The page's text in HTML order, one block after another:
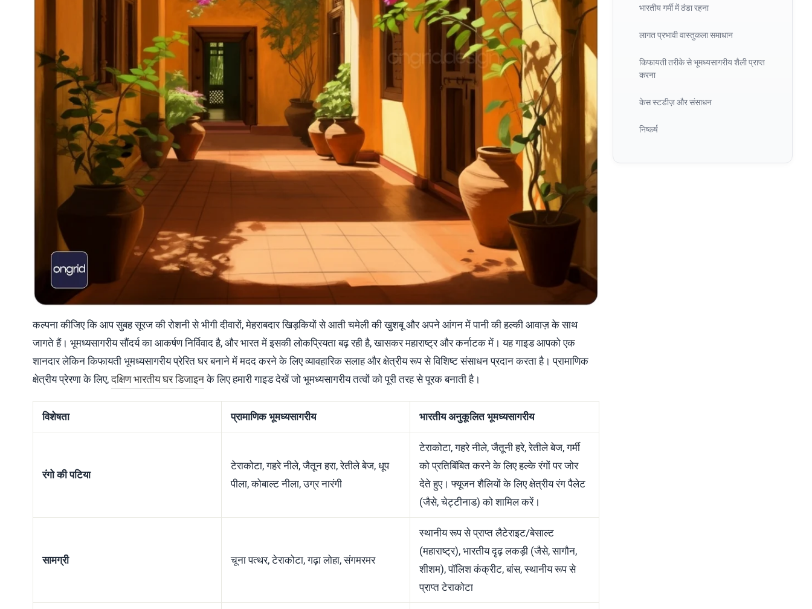
कल्पना कीजिए कि आप सुबह सूरज की रोशनी से भीगी दीवारों, मेहराबदार खिड़कियों से आती चमेली की खुशबू और अपने आंगन में पानी की हल्की आवाज़ के साथ
जागते हैं। भूमध्यसागरीय सौंदर्य का आकर्षण निर्विवाद है, और भारत में इसकी लोकप्रियता बढ़ रही है, खासकर महाराष्ट्र और कर्नाटक में। यह गाइड आपको एक
शानदार लेकिन किफायती भूमध्यसागरीय प्रेरित घर बनाने में मदद करने के लिए व्यावहारिक सलाह और क्षेत्रीय रूप से विशिष्ट संसाधन प्रदान करता है। प्रामाणिक
क्षेत्रीय प्रेरणा के लिए, दक्षिण भारतीय घर डिजाइनके लिए हमारी गाइड देखेंजो भूमध्यसागरीय तत्वों को पूरी तरह से पूरक बनाती है।
विशेषता प्रामाणिक भूमध्यसागरीय भारतीय अनुकूलित भूमध्यसागरीय
रंगो की पटिया
टेराकोटा, गहरे नीले, जैतून हरा, रेतीले बेज, धूप
पीला, कोबाल्ट नीला, उग्र नारंगी
टेराकोटा, गहरे नीले, जैतूनी हरे, रेतीले बेज, गर्मी
को प्रतिबिंबित करने के लिए हल्के रंगों पर जोर
देते हुए। फ्यूजन शैलियों के लिए क्षेत्रीय रंग पैलेट
(जैसे, चेट्टीनाड) को शामिल करें।
सामग्री चूना पत्थर, टेराकोटा, गढ़ा लोहा, संगमरमर
स्थानीय रूप से प्राप्त लैटेराइट/बेसाल्ट
(महाराष्ट्र), भारतीय दृढ़ लकड़ी (जैसे, सागौन,
शीशम), पॉलिश कंक्रीट, बांस, स्थानीय रूप से
प्राप्त टेराकोटा
भारतीय गर्मी में ठंडा रहना
लागत प्रभावी वास्तुकला समाधान
किफायती तरीके से भूमध्यसागरीय शैली प्राप्त
करना
केस स्टडीज़ और संसाधन
निष्कर्ष